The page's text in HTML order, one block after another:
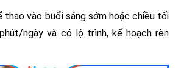
thao vào buổi sáng sớm hoặc chiều tối
ngày và có lộ trình, kế hoạch rèn